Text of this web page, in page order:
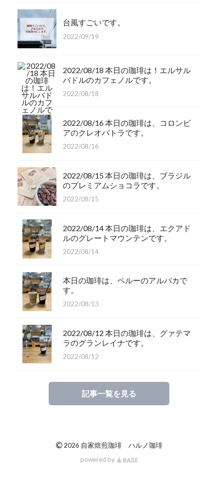
台風すごいです。
2022/09/19
2022/08/18 本日の珈琲は！エルサル
バドルのカフェノルです。
2022/08/18
2022/08/16 本日の珈琲は、コロンビ
アのクレオパトラです。
2022/08/16
2022/08/15 本日の珈琲は、ブラジル
のプレミアムショコラです。
2022/08/15
2022/08/14 本日の珈琲は、エクアド
ルのグレートマウンテンです。
2022/08/14
本日の珈琲は、ペルーのアルパカで
す。
2022/08/13
2022/08/12 本日の珈琲は、グァテマ
ラのグランレイナです。
2022/08/12
記事一覧を見る
©2026 自家焙煎珈琲 ハルノ珈琲
powered by